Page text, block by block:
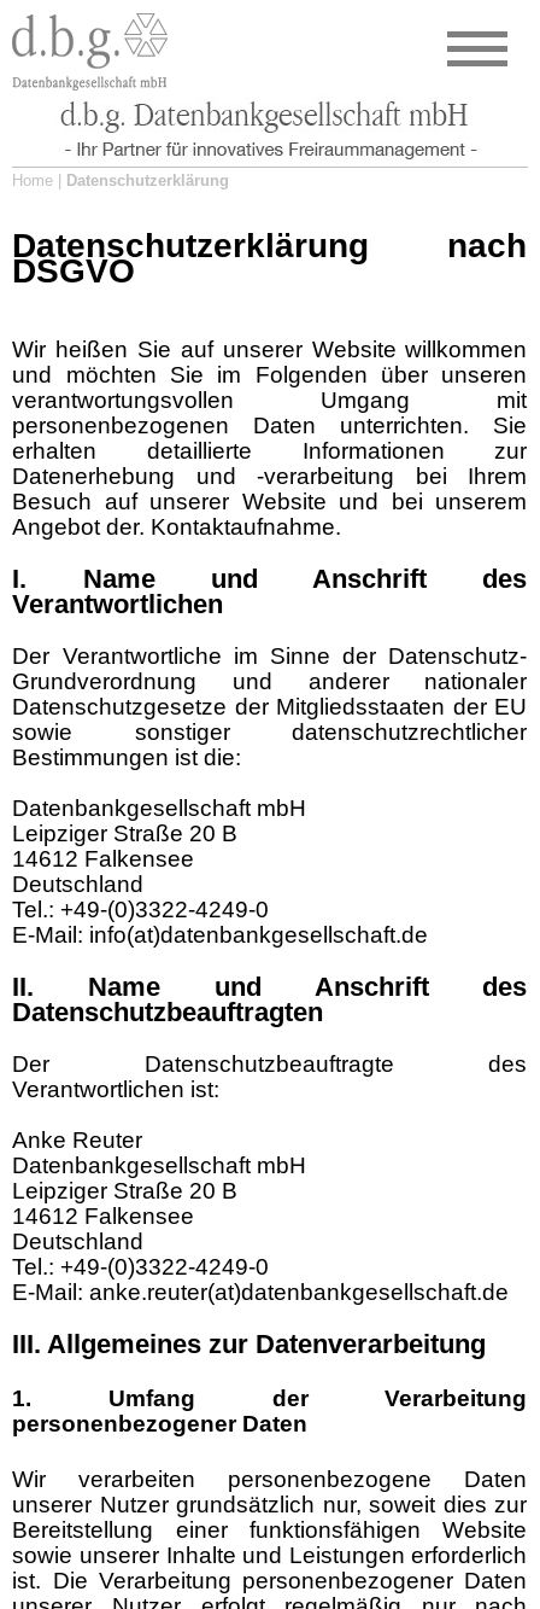
Home | Datenschutzerklärung
Datenschutzerklärung nach
DSGVO
Wir heißen Sie auf unserer Website willkommen
und möchten Sie im Folgenden über unseren
verantwortungsvollen Umgang mit
personenbezogenen Daten unterrichten. Sie
erhalten detaillierte Informationen zur
Datenerhebung und -verarbeitung bei Ihrem
Besuch auf unserer Website und bei unserem
Angebot der. Kontaktaufnahme.
I. Name und Anschrift des
Verantwortlichen
Der Verantwortliche im Sinne der Datenschutz-
Grundverordnung und anderer nationaler
Datenschutzgesetze der Mitgliedsstaaten der EU
sowie sonstiger datenschutzrechtlicher
Bestimmungen ist die:
Datenbankgesellschaft mbH
Leipziger Straße 20 B
14612 Falkensee
Deutschland
Tel.: +49-(0)3322-4249-0
E-Mail: info(at)datenbankgesellschaft.de
II. Name und Anschrift des
Datenschutzbeauftragten
Der Datenschutzbeauftragte des
Verantwortlichen ist:
Anke Reuter
Datenbankgesellschaft mbH
Leipziger Straße 20 B
14612 Falkensee
Deutschland
Tel.: +49-(0)3322-4249-0
E-Mail: anke.reuter(at)datenbankgesellschaft.de
III. Allgemeines zur Datenverarbeitung
1. Umfang der Verarbeitung
personenbezogener Daten
Wir verarbeiten personenbezogene Daten
unserer Nutzer grundsätzlich nur, soweit dies zur
Bereitstellung einer funktionsfähigen Website
sowie unserer Inhalte und Leistungen erforderlich
ist. Die Verarbeitung personenbezogener Daten